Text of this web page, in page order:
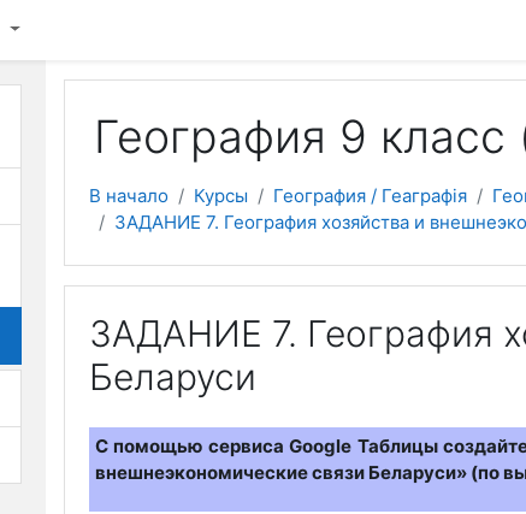
География 9 класс
В начало Курсы География / Геаграфія
ЗАДАНИЕ 7. География хозяйства и
ЗАДАНИЕ 7. География
Беларуси
С помощью сервиса Google Таблицы
внешнеэкономические связи Беларуси» (по